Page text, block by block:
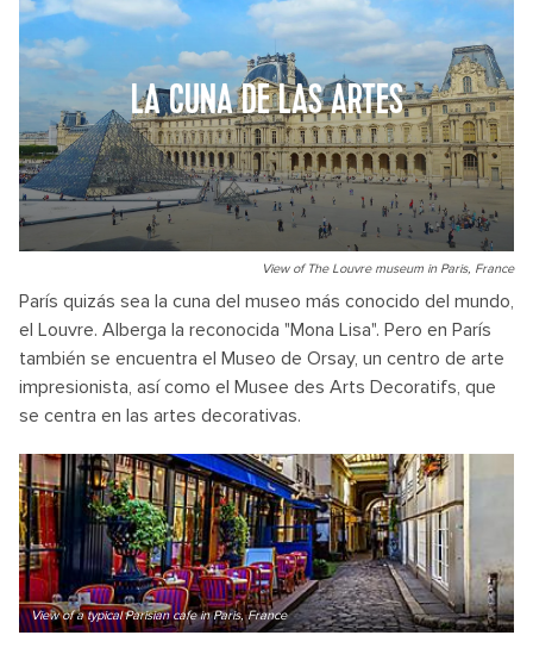
LA CUNA DE LAS ARTES
View of The Louvre museum in Paris, France
París quizás sea la cuna del museo más conocido del mundo,
el Louvre. Alberga la reconocida "Mona Lisa". Pero en París
también se encuentra el Museo de Orsay, un centro de arte
impresionista, así como el Musee des Arts Decoratifs, que
se centra en las artes decorativas.
View of a typical Parisian cafe in Paris, France